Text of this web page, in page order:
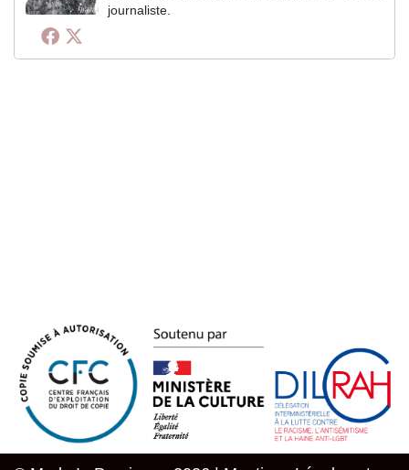
journaliste.